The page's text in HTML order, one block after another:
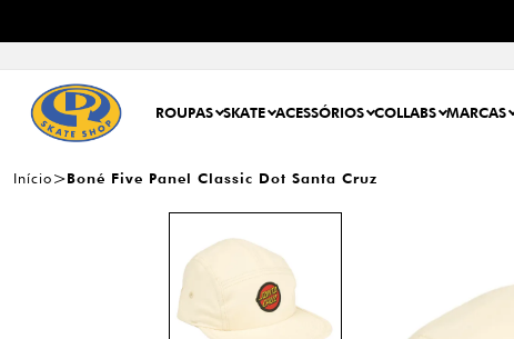
ROUPAS SKATE ACESSÓRIOS COLLABS MARCAS
Início Boné Five Panel Classic Dot Santa Cruz